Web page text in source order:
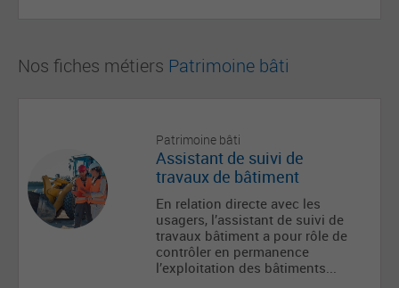
Nos fiches métiers Patrimoine bâti
Patrimoine bâti
Assistant de suivi de
travaux de bâtiment
En relation directe avec les
usagers, l’assistant de suivi de
travaux bâtiment a pour rôle de
contrôler en permanence
l’exploitation des bâtiments...